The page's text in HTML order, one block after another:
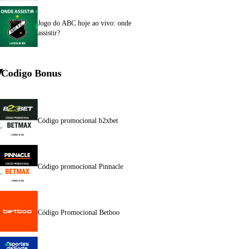
Jogo do ABC hoje ao vivo: onde
assistir?
Codigo Bonus
Código promocional b2xbet
Código promocional Pinnacle
Código Promocional Betboo